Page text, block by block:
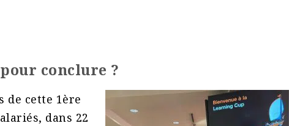
conclure ?
de cette 1ère
dans 22